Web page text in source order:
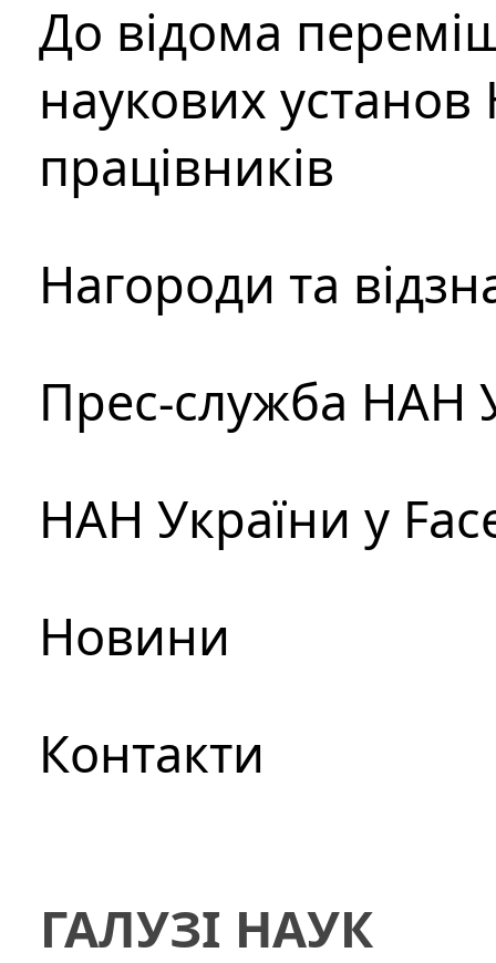
До відома
наукових установ
працівників
Нагороди та
Прес-служба НАН
НАН України у
Новини
Контакти
ГАЛУЗІ НАУК